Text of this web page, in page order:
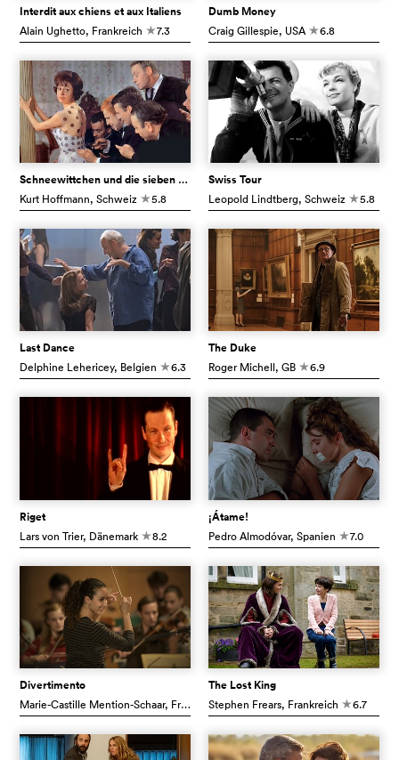
Interdit aux chiens et aux Italiens
Alain Ughetto, Frankreich c7.3
Dumb Money
Craig Gillespie, USA c6.8
Schneewittchen und die sieben Gaukler
Kurt Hoffmann, Schweiz c5.8
Swiss Tour
Leopold Lindtberg, Schweiz c5.8
Last Dance
Delphine Lehericey, Belgien c6.3
The Duke
Roger Michell, GB c6.9
Riget
Lars von Trier, Dänemark c8.2
¡Átame!
Pedro Almodóvar, Spanien c7.0
Divertimento
Marie-Castille Mention-Schaar, Frankreich c6.9
The Lost King
Stephen Frears, Frankreich c6.7